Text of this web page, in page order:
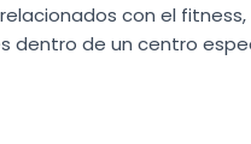
con el
dentro de un centro